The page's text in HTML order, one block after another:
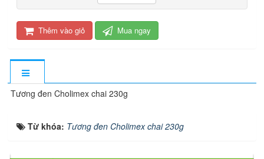
Thêm vào giỏ Mua ngay
Tương đen Cholimex chai 230g
Từ khóa: Tương đen Cholimex chai 230g